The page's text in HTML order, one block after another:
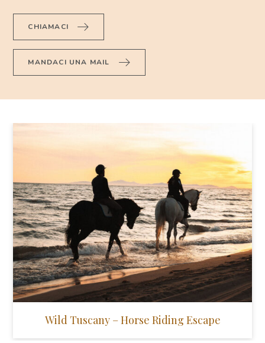
CHIAMACI
MANDACI UNA MAIL
Wild Tuscany – Horse Riding Escape